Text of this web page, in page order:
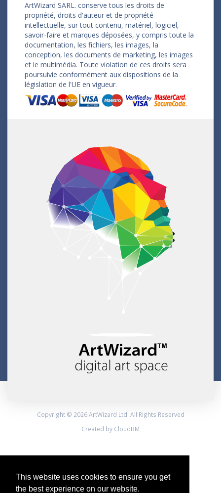
This website uses cookies to ensure you get
the best experience on our website.
ArtWizard SARL. conserve tous les droits de
propriété, droits d'auteur et de propriété
intellectuelle, sur tout contenu, matériel, logiciel,
savoir-faire et marques déposées, y compris toute la
documentation, les fichiers, les images, la
conception, les documents de marketing, les images
et le multimédia. Toute violation de ces droits sera
poursuivie conformément aux dispositions de la
législation de l'UE en vigueur.
Copyright © 2026 ArtWizard Ltd. All Rights Reserved
Created by CloudBM